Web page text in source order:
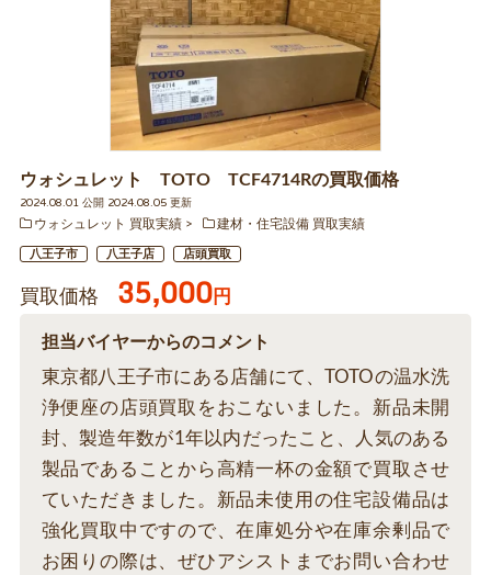
ウォシュレット TOTO TCF4714Rの買取価格
2024.08.01 公開 2024.08.05 更新
ウォシュレット 買取実績
建材・住宅設備 買取実績
八王子市 八王子店 店頭買取
買取価格 35,000円
担当バイヤーからのコメント
東京都八王子市にある店舗にて、TOTOの温水洗
浄便座の店頭買取をおこないました。新品未開
封、製造年数が1年以内だったこと、人気のある
製品であることから高精一杯の金額で買取させ
ていただきました。新品未使用の住宅設備品は
強化買取中ですので、在庫処分や在庫余剰品で
お困りの際は、ぜひアシストまでお問い合わせ